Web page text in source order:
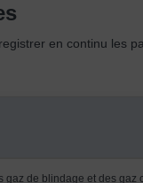
en continu les
de blindage et des gaz